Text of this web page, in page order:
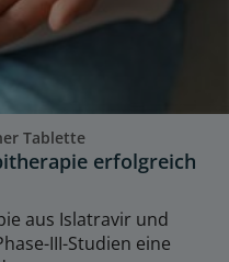
Tablette
erfolgreich
aus Islatravir und
III-Studien eine